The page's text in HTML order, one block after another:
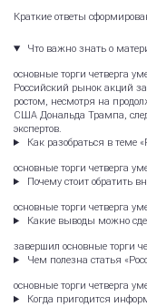
Краткие ответы
Что важно знать о
основные торги четверга
Российский рынок акций
ростом, несмотря на
США Дональда Трампа,
экспертов.
Как разобраться в теме
основные торги четверга
Почему стоит обратить
основные торги четверга
Какие выводы можно
завершил основные торги
Чем полезна статья
основные торги четверга
Когда пригодится